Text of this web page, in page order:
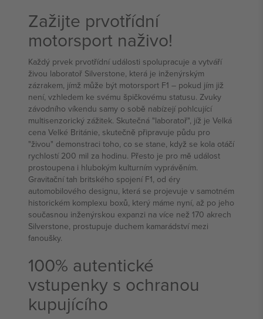
Zažijte prvotřídní
motorsport naživo!
Každý prvek prvotřídní události spolupracuje a vytváří
živou laboratoř Silverstone, která je inženýrským
zázrakem, jímž může být motorsport F1 – pokud jím již
není, vzhledem ke svému špičkovému statusu. Zvuky
závodního víkendu samy o sobě nabízejí pohlcující
multisenzorický zážitek. Skutečná "laboratoř", jíž je Velká
cena Velké Británie, skutečně připravuje půdu pro
"živou" demonstraci toho, co se stane, když se kola otáčí
rychlostí 200 mil za hodinu. Přesto je pro mě událost
prostoupena i hlubokým kulturním vyprávěním.
Gravitační tah britského spojení F1, od éry
automobilového designu, která se projevuje v samotném
historickém komplexu boxů, který máme nyní, až po jeho
současnou inženýrskou expanzi na více než 170 akrech
Silverstone, prostupuje duchem kamarádství mezi
fanoušky.
100% autentické
vstupenky s ochranou
kupujícího